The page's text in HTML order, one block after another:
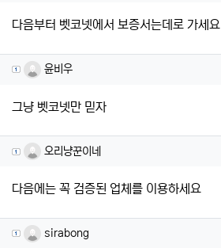
다음부터 벳코넷에서 보증서는데로 가세요
윤비우님의 댓글
윤비우
그냥 벳코넷만 믿자
오리냥꾼이네님의 댓글
오리냥꾼이네
다음에는 꼭 검증된 업체를 이용하세요
sirabong님의 댓글
sirabong